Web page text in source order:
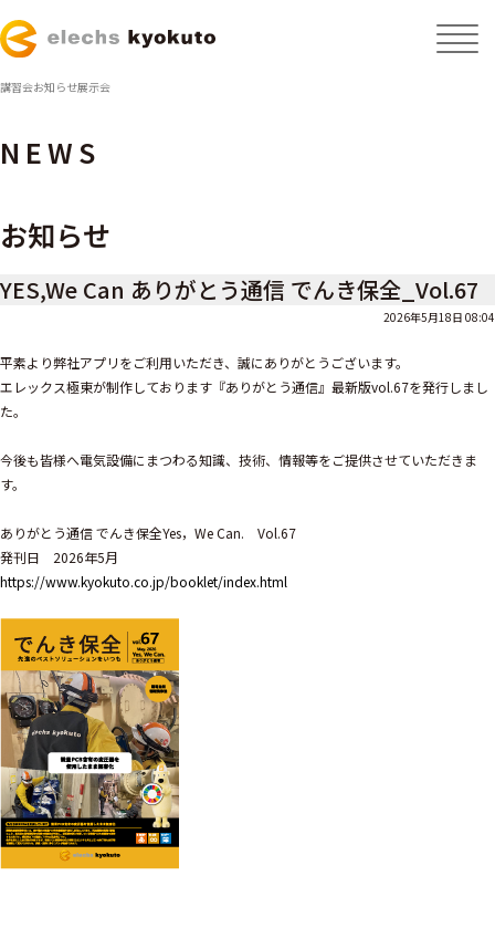
講習会お知らせ展示会
NEWS
お知らせ
YES,We Can ありがとう通信 でんき保全_Vol.67
2026年5月18日 08:04
平素より弊社アプリをご利用いただき、誠にありがとうございます。
エレックス極東が制作しております『ありがとう通信』最新版vol.67を発行しまし
た。
今後も皆様へ電気設備にまつわる知識、技術、情報等をご提供させていただきま
す。
ありがとう通信 でんき保全Yes，We Can. Vol.67
発刊日 2026年5月
https://www.kyokuto.co.jp/booklet/index.html